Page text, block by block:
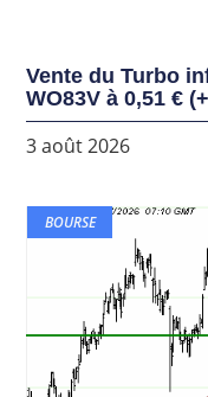
Vente du Turbo
WO83V à 0,51 €
3 août 2026
BOURSE